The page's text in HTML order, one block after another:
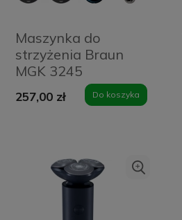
Maszynka do
strzyżenia Braun
MGK 3245
257,00 zł Do koszyka